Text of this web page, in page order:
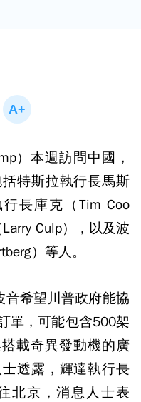
）本週訪問中國，
特斯拉執行長馬斯
長庫克（Tim Coo
Culp），以及波
）等人。
希望川普政府能協
單，可能包含500架
載奇異發動機的廣
透露，輝達執行長
北京，消息人士表